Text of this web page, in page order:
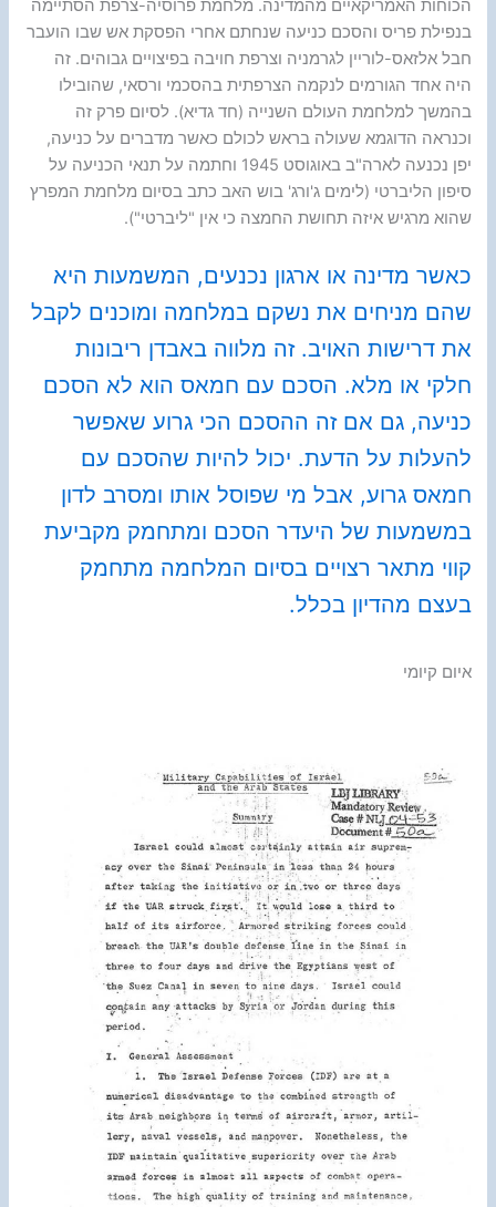
הכוחות האמריקאיים מהמדינה. מלחמת פרוסיה-צרפת הסתיימה
בנפילת פריס והסכם כניעה שנחתם אחרי הפסקת אש שבו הועבר
חבל אלזאס-לוריין לגרמניה וצרפת חויבה בפיצויים גבוהים. זה
היה אחד הגורמים לנקמה הצרפתית בהסכמי ורסאי, שהובילו
בהמשך למלחמת העולם השנייה (חד גדיא). לסיום פרק זה
וכנראה הדוגמא שעולה בראש לכולם כאשר מדברים על כניעה,
יפן נכנעה לארה"ב באוגוסט 1945 וחתמה על תנאי הכניעה על
סיפון הליברטי (לימים ג'ורג' בוש האב כתב בסיום מלחמת המפרץ
שהוא מרגיש איזה תחושת החמצה כי אין "ליברטי").
כאשר מדינה או ארגון נכנעים, המשמעות היא
שהם מניחים את נשקם במלחמה ומוכנים לקבל
את דרישות האויב. זה מלווה באבדן ריבונות
חלקי או מלא. הסכם עם חמאס הוא לא הסכם
כניעה, גם אם זה ההסכם הכי גרוע שאפשר
להעלות על הדעת. יכול להיות שהסכם עם
חמאס גרוע, אבל מי שפוסל אותו ומסרב לדון
במשמעות של היעדר הסכם ומתחמק מקביעת
קווי מתאר רצויים בסיום המלחמה מתחמק
בעצם מהדיון בכלל.
איום קיומי